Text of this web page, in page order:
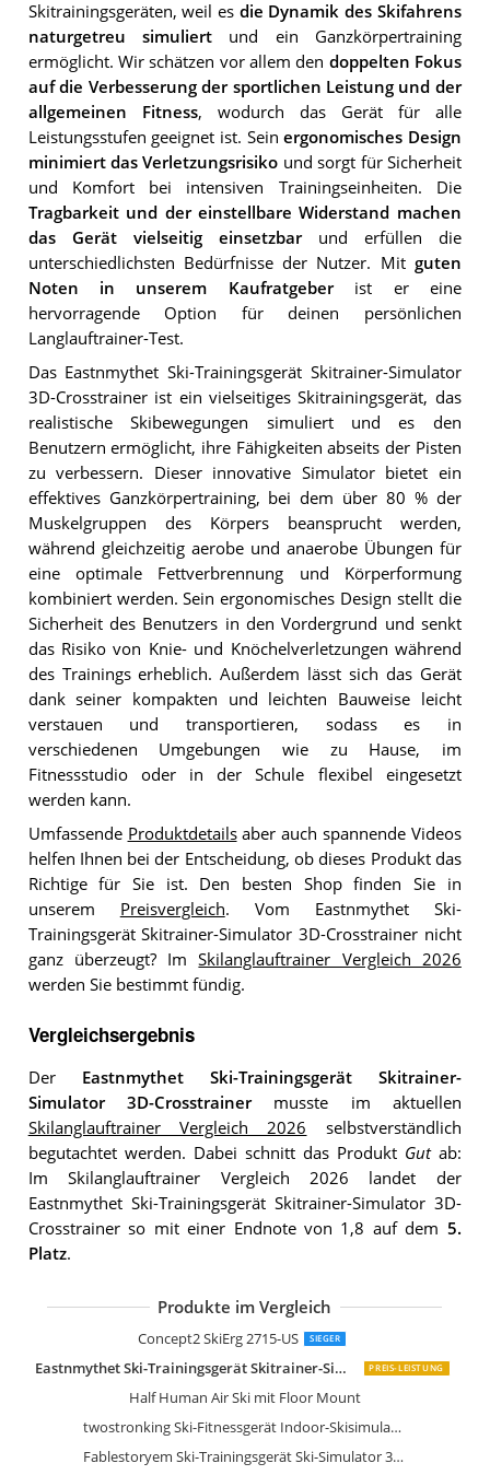
Skitrainingsgeräten, weil es die Dynamik des Skifahrens
naturgetreu simuliertund ein Ganzkörpertraining
ermöglicht. Wir schätzen vor allem den doppelten Fokus
auf die Verbesserung der sportlichen Leistung und der
allgemeinen Fitness, wodurch das Gerät für alle
Leistungsstufen geeignet ist. Seinergonomisches Design
minimiert das Verletzungsrisiko und sorgt für Sicherheit
und Komfort bei intensiven Trainingseinheiten. Die
Tragbarkeit und der einstellbare Widerstand machen
das Gerät vielseitig einsetzbarund erfüllen die
unterschiedlichsten Bedürfnisse der Nutzer. Mit guten
Noten in unserem Kaufratgeberist er eine
hervorragende Option für deinen persönlichen
Langlauftrainer-Test.
Das Eastnmythet Ski-Trainingsgerät Skitrainer-Simulator
3D-Crosstrainer ist ein vielseitiges Skitrainingsgerät, das
realistische Skibewegungen simuliert und es den
Benutzern ermöglicht, ihre Fähigkeiten abseits der Pisten
zu verbessern. Dieser innovative Simulator bietet ein
effektives Ganzkörpertraining, bei dem über 80 % der
Muskelgruppen des Körpers beansprucht werden,
während gleichzeitig aerobe und anaerobe Übungen für
eine optimale Fettverbrennung und Körperformung
kombiniert werden. Sein ergonomisches Design stellt die
Sicherheit des Benutzers in den Vordergrund und senkt
das Risiko von Knie- und Knöchelverletzungen während
des Trainings erheblich. Außerdem lässt sich das Gerät
dank seiner kompakten und leichten Bauweise leicht
verstauen und transportieren, sodass es in
verschiedenen Umgebungen wie zu Hause, im
Fitnessstudio oder in der Schule flexibel eingesetzt
werden kann.
Umfassende Produktdetailsaber auch spannende Videos
helfen Ihnen bei der Entscheidung, ob dieses Produkt das
Richtige für Sie ist. Den besten Shop finden Sie in
unserem Preisvergleich. Vom Eastnmythet Ski-
Trainingsgerät Skitrainer-Simulator 3D-Crosstrainer nicht
ganz überzeugt? ImSkilanglauftrainer Vergleich 2026
werden Sie bestimmt fündig.
Vergleichsergebnis
Der Eastnmythet Ski-Trainingsgerät Skitrainer-
Simulator 3D-Crosstrainermusste im aktuellen
Skilanglauftrainer Vergleich 2026 selbstverständlich
begutachtet werden. Dabei schnitt das Produkt Gutab:
Im Skilanglauftrainer Vergleich 2026 landet der
Eastnmythet Ski-Trainingsgerät Skitrainer-Simulator 3D-
Crosstrainer so mit einer Endnote von 1,8 auf dem 5.
Platz.
Produkte im Vergleich
Concept2 SkiErg 2715-US SIEGER
Eastnmythet Ski-Trainingsgerät Skitrainer-Simulator 3D-Crosstrainer PREIS-LEISTUNG
Half Human Air Ski mit Floor Mount
twostronking Ski-Fitnessgerät Indoor-Skisimulationsgerät Mit Skistöcken
Fablestoryem Ski-Trainingsgerät Ski-Simulator 3D-Crosstrainer